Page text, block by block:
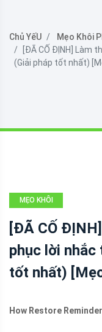
Chủ YếU
Mẹo Khôi
[ĐÃ CỐ ĐỊNH] Làm
(Giải pháp tốt nhất)
MẸO KHÔI
[ĐÃ CỐ
phục lời nhắc
tốt nhất)
How Restore